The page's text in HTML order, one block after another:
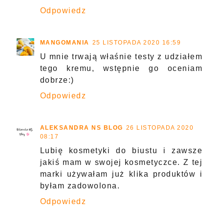
Odpowiedz
MANGOMANIA 25 LISTOPADA 2020 16:59
U mnie trwają właśnie testy z udziałem
tego kremu, wstępnie go oceniam
dobrze:)
Odpowiedz
ALEKSANDRA NS BLOG 26 LISTOPADA 2020
08:17
Lubię kosmetyki do biustu i zawsze
jakiś mam w swojej kosmetyczce. Z tej
marki używałam już klika produktów i
byłam zadowolona.
Odpowiedz